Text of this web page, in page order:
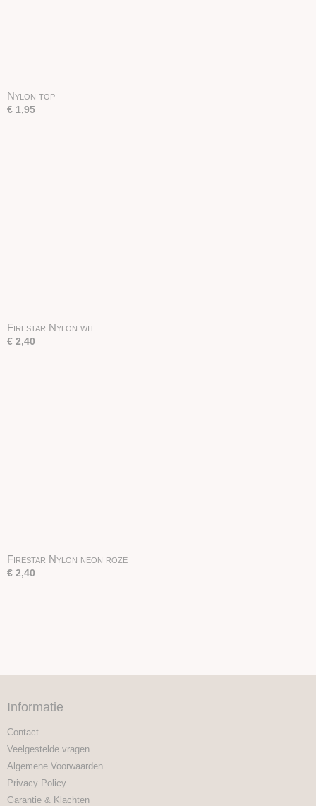
Nylon top
€ 1,95
Firestar Nylon wit
€ 2,40
Firestar Nylon neon roze
€ 2,40
Informatie
Contact
Veelgestelde vragen
Algemene Voorwaarden
Privacy Policy
Garantie & Klachten